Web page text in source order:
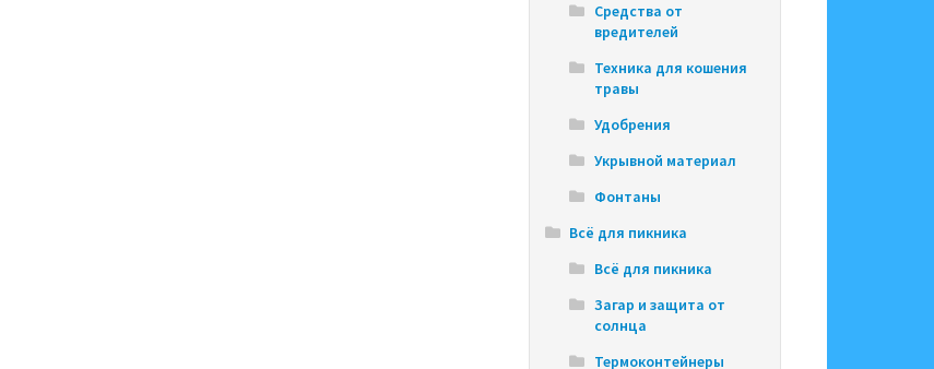
Средства от
вредителей
Техника для кошения
травы
Удобрения
Укрывной материал
Фонтаны
Всё для пикника
Всё для пикника
Загар и защита от
солнца
Термоконтейнеры